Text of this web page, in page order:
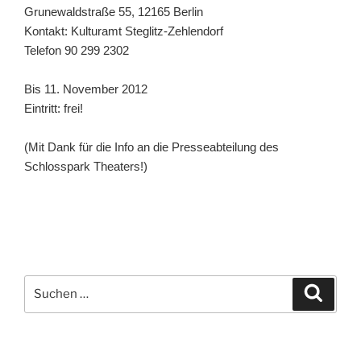
Grunewaldstraße 55, 12165 Berlin
Kontakt: Kulturamt Steglitz-Zehlendorf
Telefon 90 299 2302
Bis 11. November 2012
Eintritt: frei!
(Mit Dank für die Info an die Presseabteilung des
Schlosspark Theaters!)
nach: